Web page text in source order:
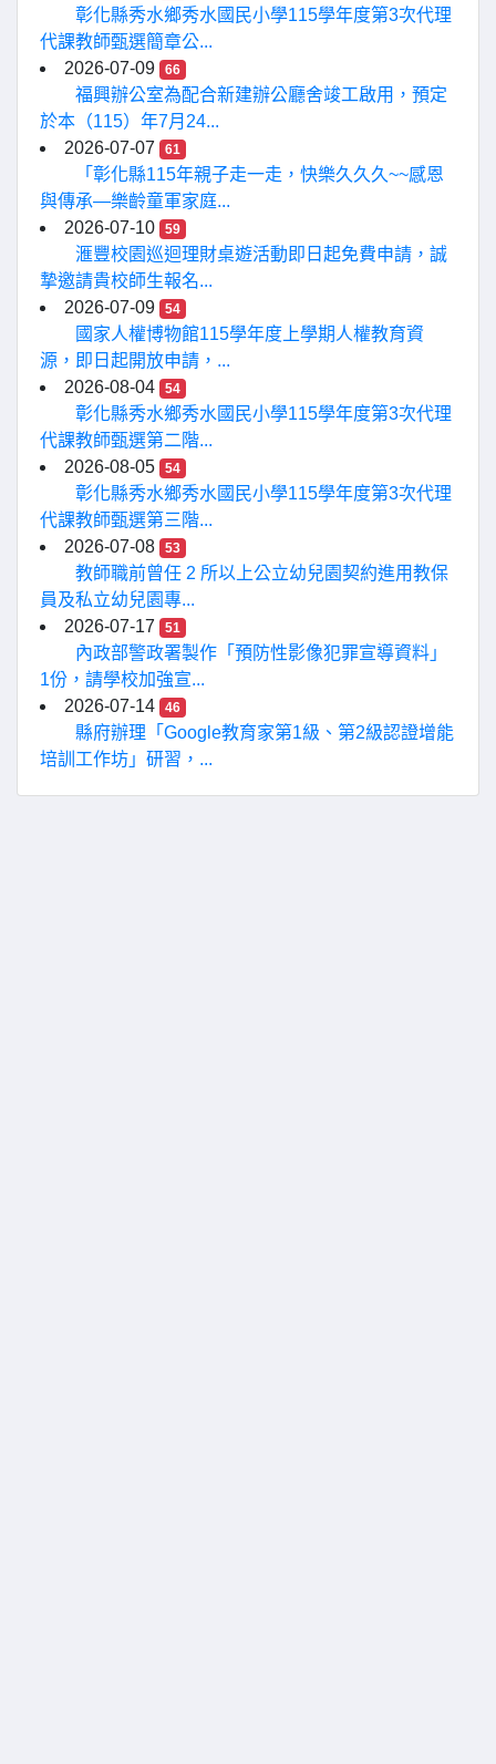
彰化縣秀水鄉秀水國民小學115學年度第3次代理
代課教師甄選簡章公...
2026-07-09
66
福興辦公室為配合新建辦公廳舍竣工啟用，預定
於本（115）年7月24...
2026-07-07
61
「彰化縣115年親子走一走，快樂久久久~~感恩
與傳承—樂齡童軍家庭...
2026-07-10
59
滙豐校園巡迴理財桌遊活動即日起免費申請，誠
摯邀請貴校師生報名...
2026-07-09
54
國家人權博物館115學年度上學期人權教育資
源，即日起開放申請，...
2026-08-04
54
彰化縣秀水鄉秀水國民小學115學年度第3次代理
代課教師甄選第二階...
2026-08-05
54
彰化縣秀水鄉秀水國民小學115學年度第3次代理
代課教師甄選第三階...
2026-07-08
53
教師職前曾任 2 所以上公立幼兒園契約進用教保
員及私立幼兒園專...
2026-07-17
51
內政部警政署製作「預防性影像犯罪宣導資料」
1份，請學校加強宣...
2026-07-14
46
縣府辦理「Google教育家第1級、第2級認證增能
培訓工作坊」研習，...